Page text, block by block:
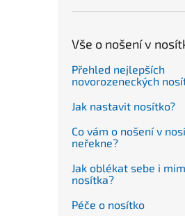
Vše o nošení v
Přehled nejlepších
novorozeneckých
Jak nastavit nosítko?
Co vám o nošení v
neřekne?
Jak oblékat sebe i
nosítka?
Péče o nosítko